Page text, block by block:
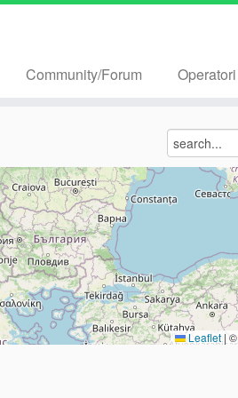
Community/Forum Operatori
Leaflet | ©